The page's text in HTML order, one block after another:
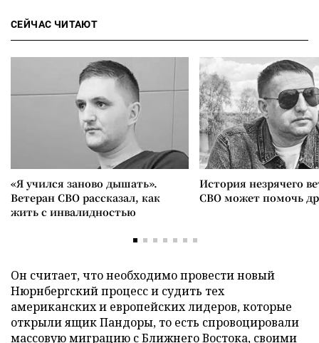
СЕЙЧАС ЧИТАЮТ
«Я учился заново дышать».
Ветеран СВО рассказал, как
жить с инвалидностью
История незрячего
СВО может помочь
Он считает, что необходимо провести новый
Нюрнбергский процесс и судить тех
американских и европейских лидеров, которые
открыли ящик Пандоры, то есть спровоцировали
массовую миграцию с Ближнего Востока, своими